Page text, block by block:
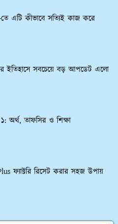
এটি কীভাবে সত্যিই কাজ করে
ইতিহাসে সবচেয়ে বড় আপডেট এলো
অর্থ, তাফসির ও শিক্ষা
ফ্যাক্টরি রিসেট করার সহজ উপায়